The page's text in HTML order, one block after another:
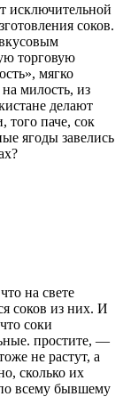
исключительной
соков.
торговую
мягко
милость, из
делают
того паче, сок
ягоды завелись
на свете
соков из них. И
соки
простите, —
не растут, а
сколько их
всему бывшему